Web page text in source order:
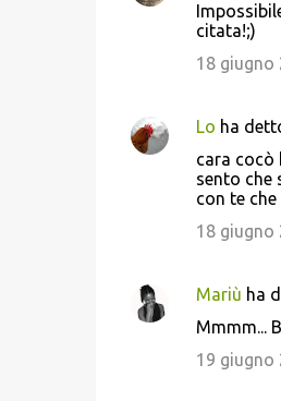
citata!;)
18 giugno
Lo ha
cara cocò
sento che
con te
18 giugno
Mariù ha
Mmmm...
19 giugno